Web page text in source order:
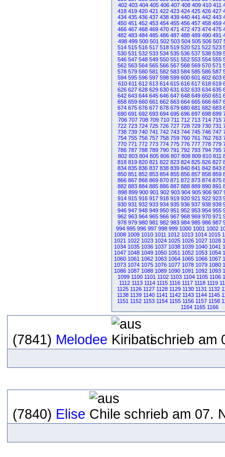
402 403 404 405 406 407 408 409 410 411
418 419 420 421 422 423 424 425 426 427
434 435 436 437 438 439 440 441 442 443
450 451 452 453 454 455 456 457 458 459
466 467 468 469 470 471 472 473 474 475
482 483 484 485 486 487 488 489 490 491
498 499 500 501 502 503 504 505 506 507
514 515 516 517 518 519 520 521 522 523
530 531 532 533 534 535 536 537 538 539
546 547 548 549 550 551 552 553 554 555
562 563 564 565 566 567 568 569 570 571
578 579 580 581 582 583 584 585 586 587
594 595 596 597 598 599 600 601 602 603
610 611 612 613 614 615 616 617 618 619
626 627 628 629 630 631 632 633 634 635
642 643 644 645 646 647 648 649 650 651
658 659 660 661 662 663 664 665 666 667
674 675 676 677 678 679 680 681 682 683
690 691 692 693 694 695 696 697 698 699
706 707 708 709 710 711 712 713 714 715
722 723 724 725 726 727 728 729 730 731
738 739 740 741 742 743 744 745 746 747
754 755 756 757 758 759 760 761 762 763
770 771 772 773 774 775 776 777 778 779
786 787 788 789 790 791 792 793 794 795
802 803 804 805 806 807 808 809 810 811
818 819 820 821 822 823 824 825 826 827
834 835 836 837 838 839 840 841 842 843
850 851 852 853 854 855 856 857 858 859
866 867 868 869 870 871 872 873 874 875
882 883 884 885 886 887 888 889 890 891
898 899 900 901 902 903 904 905 906 907
914 915 916 917 918 919 920 921 922 923
930 931 932 933 934 935 936 937 938 939
946 947 948 949 950 951 952 953 954 955
962 963 964 965 966 967 968 969 970 971
978 979 980 981 982 983 984 985 986 987
994 995 996 997 998 999 1000 1001 1002
1008 1009 1010 1011 1012 1013 1014 1015
1021 1022 1023 1024 1025 1026 1027 1028
1034 1035 1036 1037 1038 1039 1040 1041
1047 1048 1049 1050 1051 1052 1053 1054
1060 1061 1062 1063 1064 1065 1066 1067
1073 1074 1075 1076 1077 1078 1079 1080
1086 1087 1088 1089 1090 1091 1092 1093
1099 1100 1101 1102 1103 1104 1105 1106
1112 1113 1114 1115 1116 1117 1118 1119
1125 1126 1127 1128 1129 1130 1131 1132
1138 1139 1140 1141 1142 1143 1144 1145
1151 1152 1153 1154 1155 1156 1157 1158
1164 1165 1166
(7841) Melodee schrieb am
(7840) Elise schrieb am 07.